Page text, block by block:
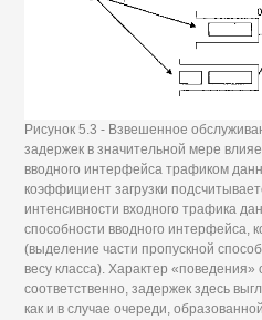
Рисунок 5.3 - Взвешенное
задержек в значительной мере
вводного интерфейса трафиком
коэффициент загрузки
интенсивности входного трафика
способности вводного интерфейса,
(выделение части пропускной
весу класса). Характер «поведения»
соответственно, задержек здесь
как и в случае очереди,